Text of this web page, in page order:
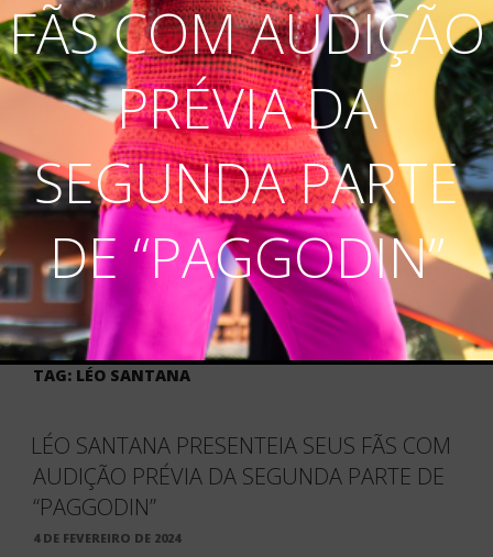
FÃS COM AUDIÇÃO
PRÉVIA DA
SEGUNDA PARTE
DE “PAGGODIN”
TAG: LÉO SANTANA
LÉO SANTANA PRESENTEIA SEUS FÃS COM
AUDIÇÃO PRÉVIA DA SEGUNDA PARTE DE
“PAGGODIN”
PUBLICADO
4 DE FEVEREIRO DE 2024